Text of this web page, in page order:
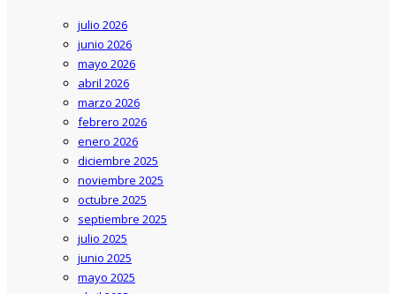
julio 2026
junio 2026
mayo 2026
abril 2026
marzo 2026
febrero 2026
enero 2026
diciembre 2025
noviembre 2025
octubre 2025
septiembre 2025
julio 2025
junio 2025
mayo 2025